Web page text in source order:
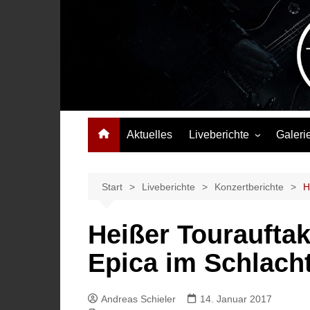
Das Musikmagazin, das Wellen schlägt. Konzerte,
Aktuelles Liveberichte
Festivalberichte
Highlights
Start Liveberichte Konzertberichte
Heißer
Epica im
Andreas Schieler
14. Januar 2017